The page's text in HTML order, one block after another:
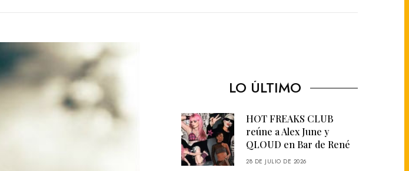
LO ÚLTIMO
HOT FREAKS CLUB
reúne a Alex June y
QLOUD en Bar de René
28 DE JULIO DE 2026